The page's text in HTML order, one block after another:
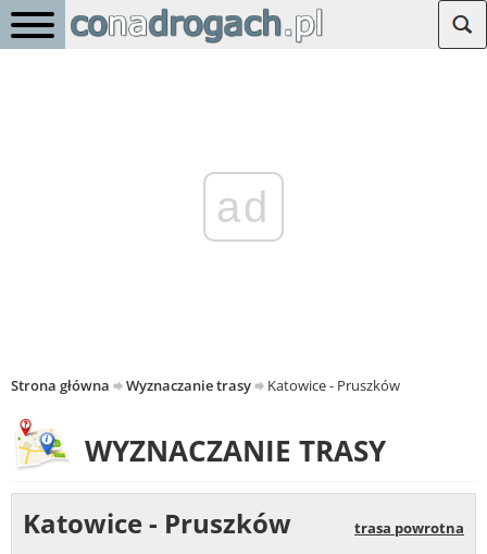
ad
Strona główna Wyznaczanie trasy Katowice - Pruszków
WYZNACZANIE TRASY
Katowice - Pruszków trasa powrotna